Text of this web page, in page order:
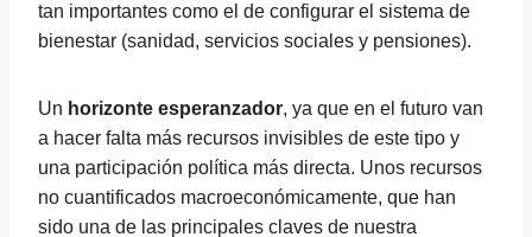
tan importantes como el de configurar el sistema de
bienestar (sanidad, servicios sociales y pensiones).
Un horizonte esperanzador, ya que en el futuro van
a hacer falta más recursos invisibles de este tipo y
una participación política más directa. Unos recursos
no cuantificados macroeconómicamente, que han
sido una de las principales claves de nuestra